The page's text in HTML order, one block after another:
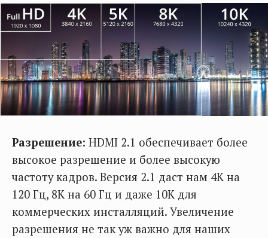
Разрешение: HDMI 2.1 обеспечивает более
высокое разрешение и более высокую
частоту кадров. Версия 2.1 даст нам 4K на
120 Гц, 8K на 60 Гц и даже 10K для
коммерческих инсталляций. Увеличение
разрешения не так уж важно для наших